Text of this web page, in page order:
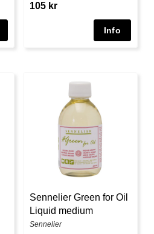
105 kr
Sennelier Green for Oil
Liquid medium
Sennelier